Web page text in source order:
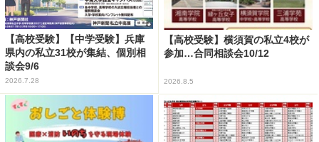
【高校受験】【中学受験】兵庫
県内の私立31校が集結、個別相
談会9/6
2026.7.28
【高校受験】横須賀の私立4校が
参加…合同相談会10/12
2026.8.5